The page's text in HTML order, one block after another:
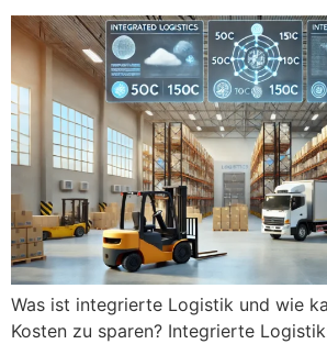
Was ist integrierte Logistik und wie
Kosten zu sparen? Integrierte